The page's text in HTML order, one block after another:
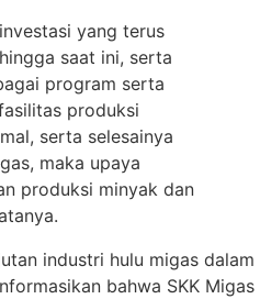
yang terus
saat ini, serta
program serta
produksi
serta selesainya
maka upaya
produksi minyak dan
industri hulu migas dalam
bahwa SKK Migas